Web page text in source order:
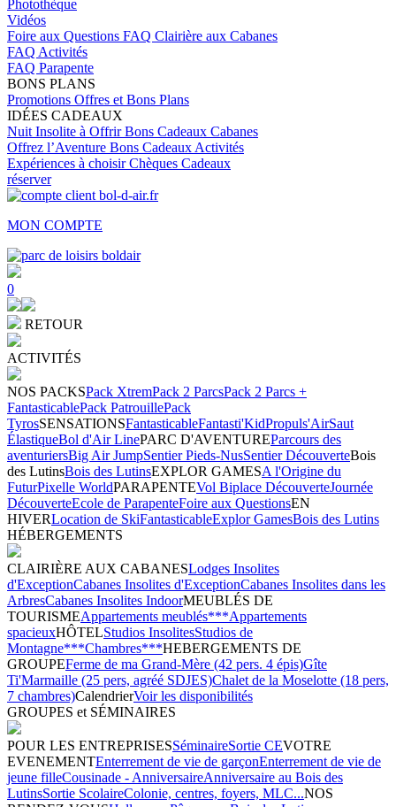
Photothèque
Vidéos
Foire aux Questions FAQ Clairière aux Cabanes
FAQ Activités
FAQ Parapente
BONS PLANS
Promotions Offres et Bons Plans
IDÉES CADEAUX
Nuit Insolite à OffrirBons Cadeaux Cabanes
Offrez l’Aventure Bons Cadeaux Activités
Expériences à choisirChèques Cadeaux
réserver
MON COMPTE
0
RETOUR
ACTIVITÉS
NOS PACKSPack XtremPack 2 ParcsPack 2 Parcs +
FantasticablePack PatrouillePack
TyrosSENSATIONSFantasticableFantasti'KidPropuls'AirSaut
ÉlastiqueBol d'Air LinePARC D'AVENTUREParcours des
aventuriersBig Air JumpSentier Pieds-NusSentier DécouverteBois
des LutinsBois des LutinsEXPLOR GAMESA l'Origine du
FuturPixelle WorldPARAPENTEVol Biplace DécouverteJournée
DécouverteEcole de ParapenteFoire aux QuestionsEN
HIVERLocation de SkiFantasticableExplor GamesBois des Lutins
HÉBERGEMENTS
CLAIRIÈRE AUX CABANESLodges Insolites
d'ExceptionCabanes Insolites d'ExceptionCabanes Insolites dans les
ArbresCabanes Insolites IndoorMEUBLÉS DE
TOURISMEAppartements meublés***Appartements
spacieuxHÔTELStudios InsolitesStudios de
Montagne***Chambres***HEBERGEMENTS DE
GROUPEFerme de ma Grand-Mère (42 pers. 4 épis)Gîte
Ti'Marmaille (25 pers, agréé SDJES)Chalet de la Moselotte (18 pers,
7 chambres)CalendrierVoir les disponibilités
GROUPES et SÉMINAIRES
POUR LES ENTREPRISESSéminaireSortie CEVOTRE
EVENEMENTEnterrement de vie de garçonEnterrement de vie de
jeune filleCousinade - AnniversaireAnniversaire au Bois des
LutinsSortie ScolaireColonie, centres, foyers, MLC...NOS